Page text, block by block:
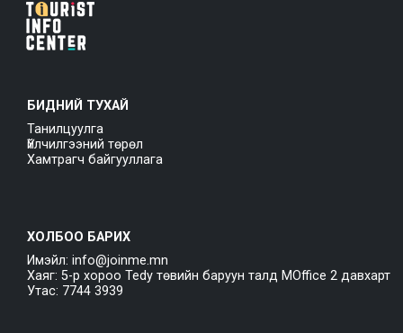
БИДНИЙ ТУХАЙ
Танилцуулга
Үйлчилгээний төрөл
Хамтрагч байгууллага
ХОЛБОО БАРИХ
Имэйл: info@joinme.mn
Хаяг: 5-р хороо Tedy төвийн баруун талд MOffice 2 давхарт
Утас: 7744 3939